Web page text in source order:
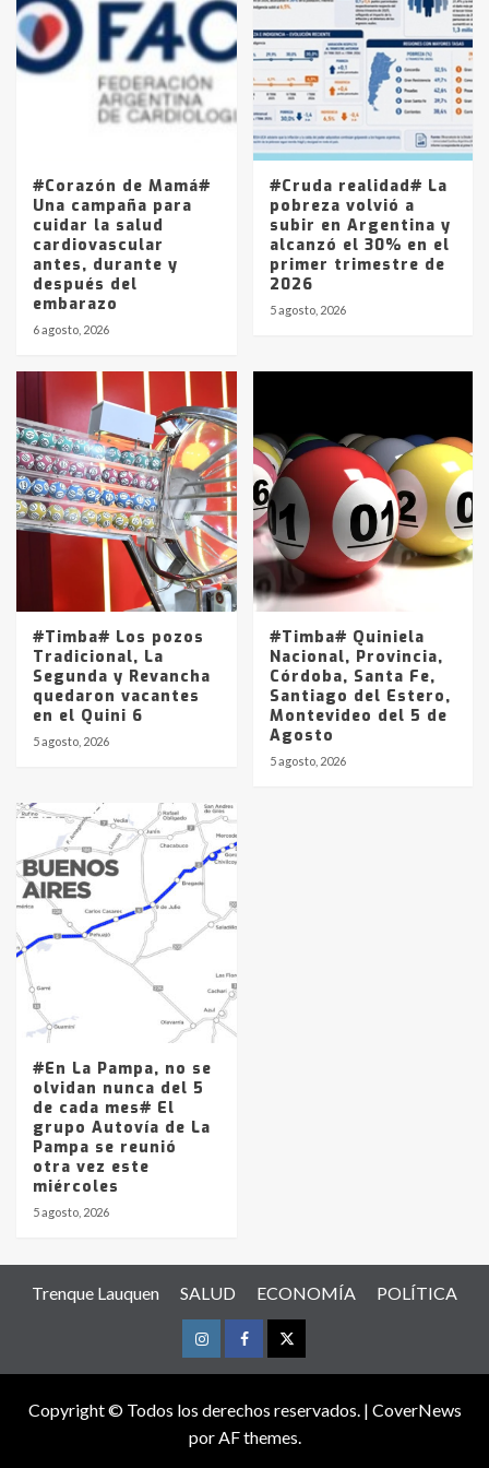
4
joven de Trenque Lauquen
Los precios de los combustibles en
La Pampa, desde YPF hasta Axion
entre 857 a 1338 pesos
#Corazón de Mamá#
Una campaña para
cuidar la salud
cardiovascular
antes, durante y
después del
embarazo
6 agosto, 2026
#Cruda realidad# La
pobreza volvió a
subir en Argentina y
alcanzó el 30% en el
primer trimestre de
2026
5 agosto, 2026
#Timba# Los pozos
Tradicional, La
Segunda y Revancha
quedaron vacantes
en el Quini 6
5 agosto, 2026
#Timba# Quiniela
Nacional, Provincia,
Córdoba, Santa Fe,
Santiago del Estero,
Montevideo del 5 de
Agosto
5 agosto, 2026
#En La Pampa, no se
olvidan nunca del 5
de cada mes# El
grupo Autovía de La
Pampa se reunió
otra vez este
miércoles
5 agosto, 2026
Trenque Lauquen SALUD ECONOMÍA POLÍTICA
InstagramFacebookTwitter
Copyright © Todos los derechos reservados. | CoverNews
por AF themes.